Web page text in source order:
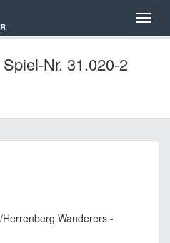
Nr. 31.020-2
Wanderers -